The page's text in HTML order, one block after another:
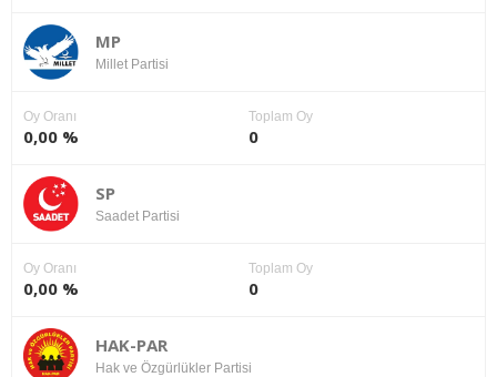
MP
Millet Partisi
Oy Oranı
0,00 %
Toplam Oy
0
SP
Saadet Partisi
Oy Oranı
0,00 %
Toplam Oy
0
HAK-PAR
Hak ve Özgürlükler Partisi